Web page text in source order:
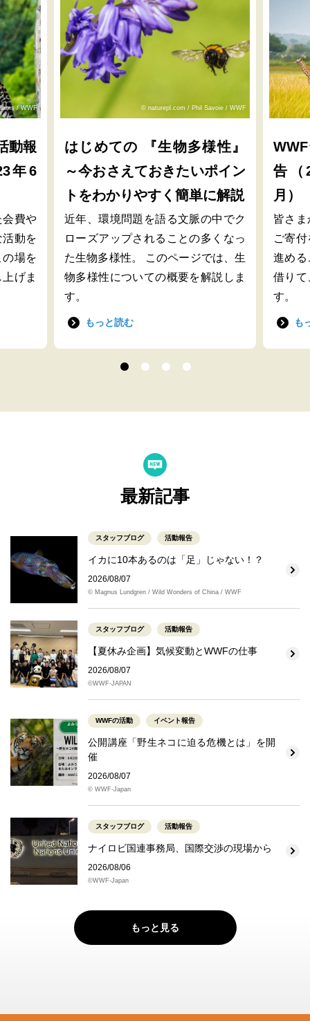
/ WWF
動報
年6
会費や
動を
場を
げま
© naturepl.com / Phil Savoie / WWF
はじめての 『生物多様性』
～今おさえておきたいポイン
トをわかりやすく簡単に解説
近年、環境問題を語る文脈の中でク
ローズアップされることの多くなっ
た生物多様性。 このページでは、生
物多様性についての概要を解説しま
す。
もっと読む
告（
月）
皆さ
ご寄
進める
借りて
す。
も
最新記事
スタッフブログ 活動報告
イカに10本あるのは「足」じゃない！？
2026/08/07
© Magnus Lundgren / Wild Wonders of China / WWF
スタッフブログ 活動報告
【夏休み企画】気候変動とWWFの仕事
2026/08/07
©WWF-JAPAN
WWFの活動 イベント報告
公開講座「野生ネコに迫る危機とは」を開
催
2026/08/07
© WWF-Japan
スタッフブログ 活動報告
ナイロビ国連事務局、国際交渉の現場から
2026/08/06
©WWF-Japan
もっと見る